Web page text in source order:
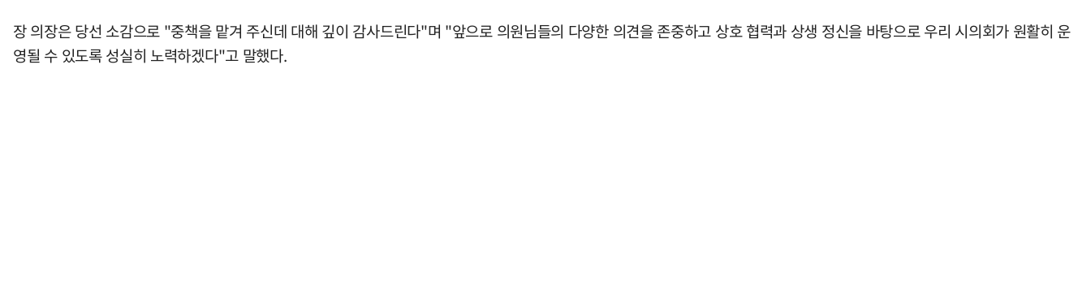
장 의장은 당선 소감으로 "중책을 맡겨 주신데 대해 깊이 감사드린다"며 "앞으로 의원님들의 다양한 의견을 존중하고 상호 협력과 상생 정신을 바탕으로 우리 시의회가 원활히 운
영될 수 있도록 성실히 노력하겠다"고 말했다.